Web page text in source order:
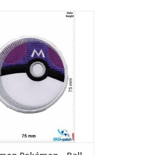
- Ball purple
AAN WINKELWAGEN